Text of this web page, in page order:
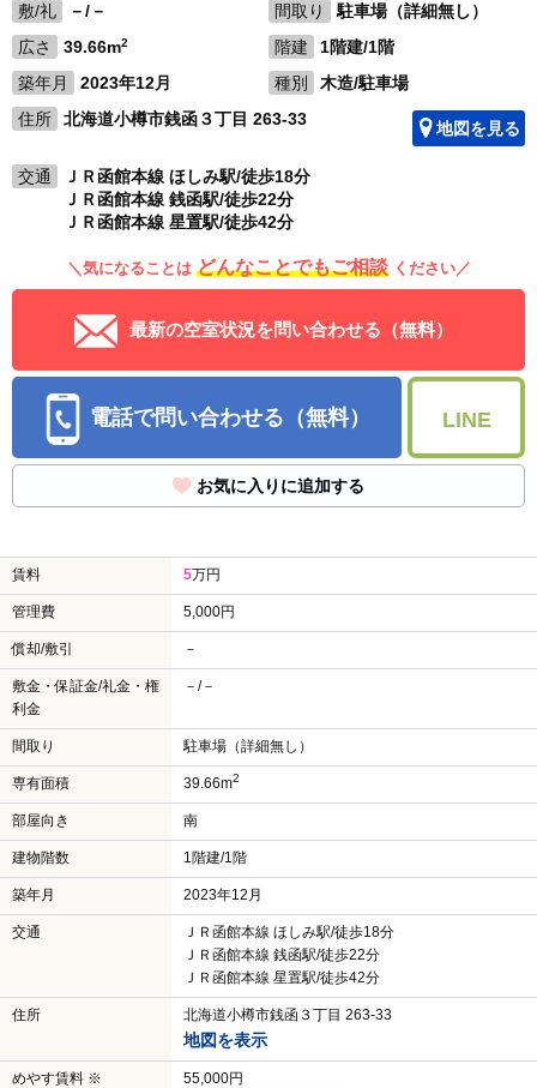
敷/礼
－/－ 間取り
駐車場（詳細無し）
広さ
39.66m2 階建
1階建/1階
築年月
2023年12月 種別
木造/駐車場
住所
北海道小樽市銭函３丁目 263-33 地図を見る
交通
ＪＲ函館本線 ほしみ駅/徒歩18分
ＪＲ函館本線 銭函駅/徒歩22分
ＪＲ函館本線 星置駅/徒歩42分
＼気になることは どんなことでもご相談 ください／
最新の空室状況を問い合わせる（無料）
電話で問い合わせる（無料） LINE
お気に入りに追加する
賃料 5万円
管理費 5,000円
償却/敷引 －
敷金・保証金/礼金・権
利金
－/－
間取り 駐車場（詳細無し）
専有面積 39.66m2
部屋向き 南
建物階数 1階建/1階
築年月 2023年12月
交通
ＪＲ函館本線 ほしみ駅/徒歩18分
ＪＲ函館本線 銭函駅/徒歩22分
ＪＲ函館本線 星置駅/徒歩42分
住所 北海道小樽市銭函３丁目 263-33
地図を表示
めやす賃料 ※
55,000円